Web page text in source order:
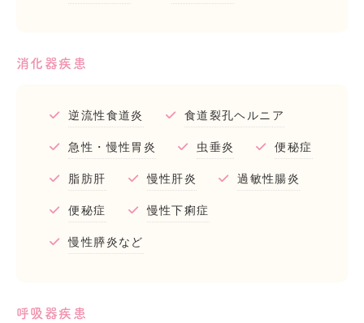
消化器疾患
逆流性食道炎 食道裂孔ヘルニア
急性・慢性胃炎 虫垂炎 便秘症
脂肪肝 慢性肝炎 過敏性腸炎
便秘症 慢性下痢症
慢性膵炎など
呼吸器疾患